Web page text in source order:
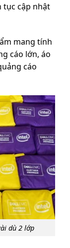
tục cập nhật
mang tính
cáo lớn, áo
cáo
dù 2 lớp